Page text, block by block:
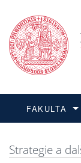
FAKULTA
Strategie a